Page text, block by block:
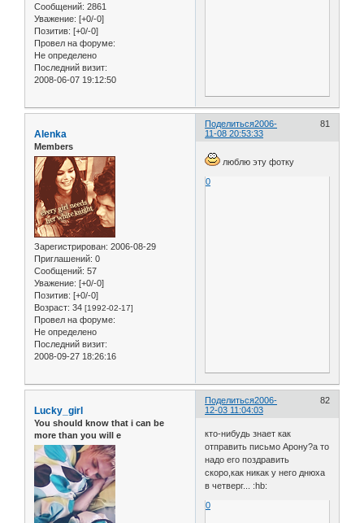
Сообщений: 2861
Уважение: [+0/-0]
Позитив: [+0/-0]
Провел на форуме:
Не определено
Последний визит:
2008-06-07 19:12:50
Поделиться 81
2006-
11-08 20:53:33
Alenka
Members
Зарегистрирован: 2006-08-29
Приглашений: 0
Сообщений: 57
Уважение: [+0/-0]
Позитив: [+0/-0]
Возраст: 34 [1992-02-17]
Провел на форуме:
Не определено
Последний визит:
2008-09-27 18:26:16
люблю эту фотку
0
Поделиться 82
2006-
12-03 11:04:03
Lucky_girl
You should know that i can be
more than you will e
кто-нибудь знает как
отправить письмо Арону?а то
надо его поздравить
скоро,как никак у него днюха
в четверг... :hb:
0